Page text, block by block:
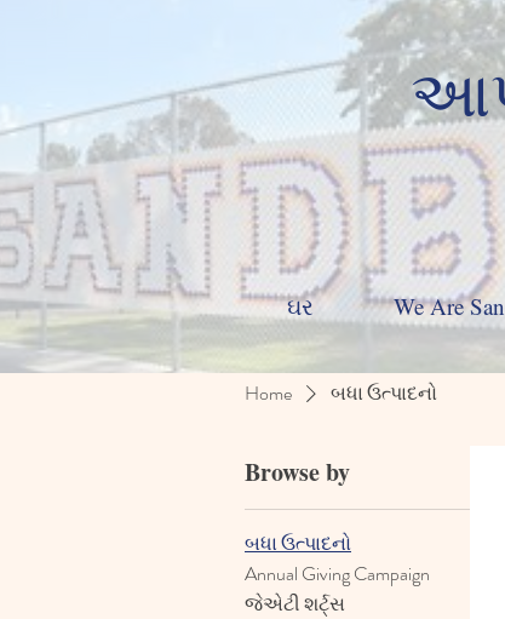
ઘર We Are
Home બધા ઉત્પાદનો
Browse by
બધા ઉત્પાદનો
Annual Giving Campaign
જેએટી શર્ટ્સ